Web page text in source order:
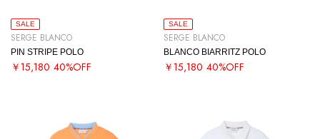
SALE
SERGE BLANCO
PIN STRIPE POLO
￥15,180 40%OFF
SALE
SERGE BLANCO
BLANCO BIARRITZ POLO
￥15,180 40%OFF